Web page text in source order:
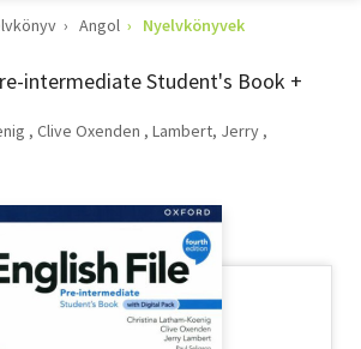
Angol Nyelvkönyvek
intermediate Student's Book +
Clive Oxenden
Lambert, Jerry